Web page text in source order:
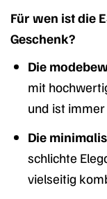
Für wen ist die
Geschenk?
Die
mit
und ist
Die
schlichte
vielseitig